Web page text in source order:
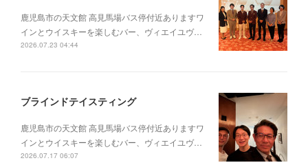
鹿児島市の天文館 高見馬場バス停付近ありますワ
インとウイスキーを楽しむバー、ヴィエイユヴ…
2026.07.23 04:44
ブラインドテイスティング
鹿児島市の天文館 高見馬場バス停付近ありますワ
インとウイスキーを楽しむバー、ヴィエイユヴ…
2026.07.17 06:07